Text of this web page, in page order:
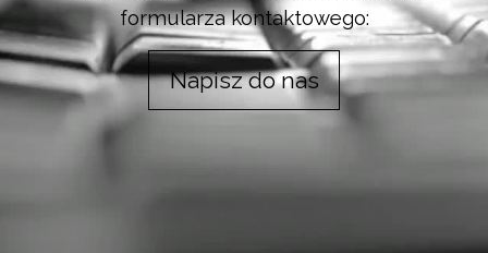
formularza kontaktowego:
Napisz do nas